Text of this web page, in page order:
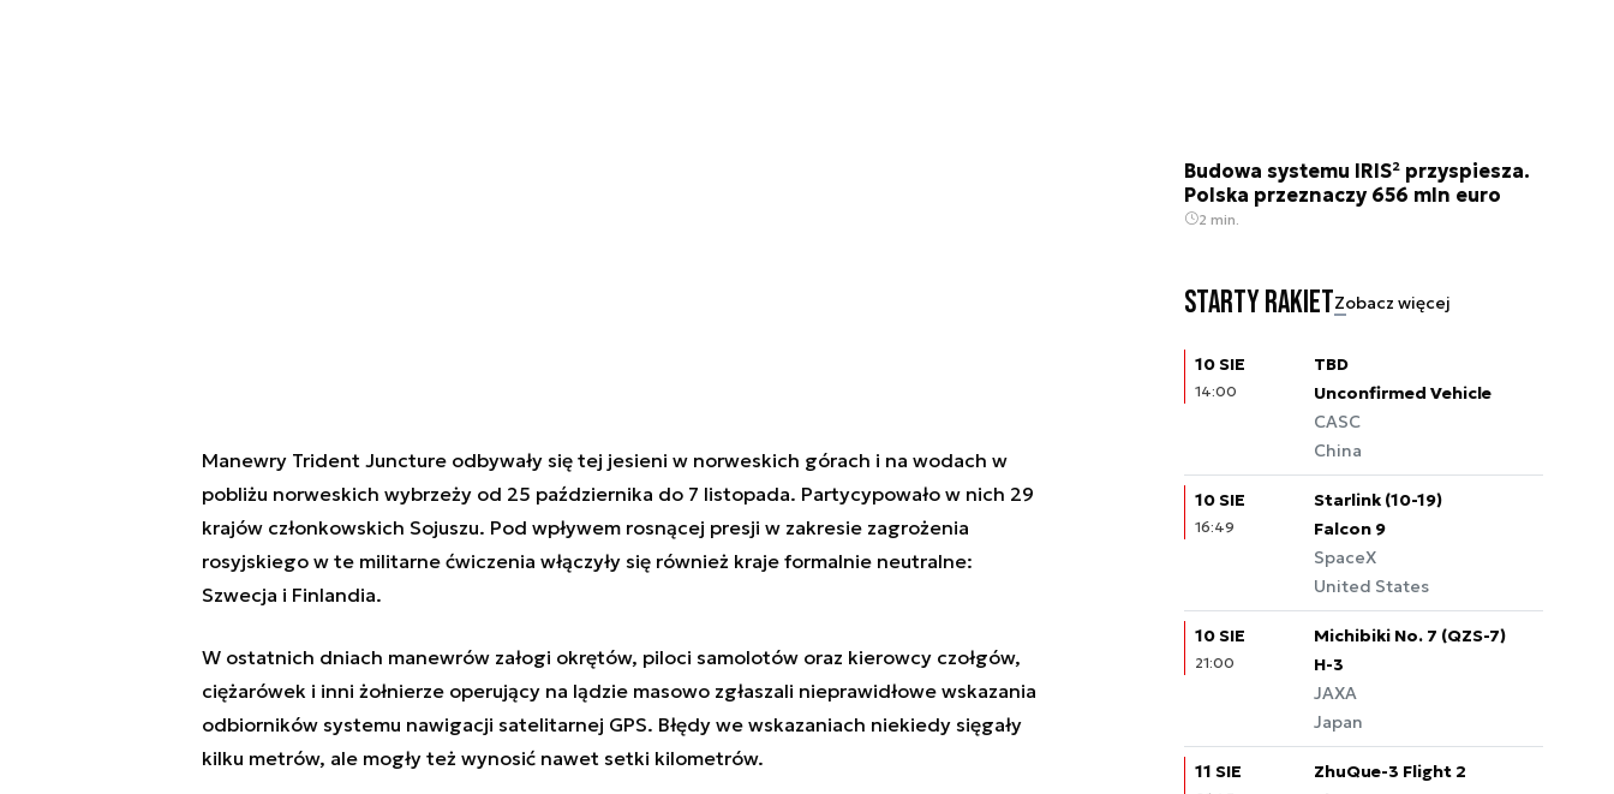
Manewry Trident Juncture odbywały się tej jesieni w norweskich górach i na wodach w
pobliżu norweskich wybrzeży od 25 października do 7 listopada. Partycypowało w nich 29
krajów członkowskich Sojuszu. Pod wpływem rosnącej presji w zakresie zagrożenia
rosyjskiego w te militarne ćwiczenia włączyły się również kraje formalnie neutralne:
Szwecja i Finlandia.
W ostatnich dniach manewrów załogi okrętów, piloci samolotów oraz kierowcy czołgów,
ciężarówek i inni żołnierze operujący na lądzie masowo zgłaszali nieprawidłowe wskazania
odbiorników systemu nawigacji satelitarnej GPS. Błędy we wskazaniach niekiedy sięgały
kilku metrów, ale mogły też wynosić nawet setki kilometrów.
Budowa systemu IRIS² przyspiesza.
Polska przeznaczy 656 mln euro
2 min.
Starty rakietZobacz więcej
10 SIE
14:00
TBD
Unconfirmed Vehicle
CASC
China
10 SIE
16:49
Starlink (10-19)
Falcon 9
SpaceX
United States
10 SIE
21:00
Michibiki No. 7 (QZS-7)
Quasi-Zenith Satellite
System
H-3
JAXA
Japan
11 SIE
ZhuQue-3 Flight 2